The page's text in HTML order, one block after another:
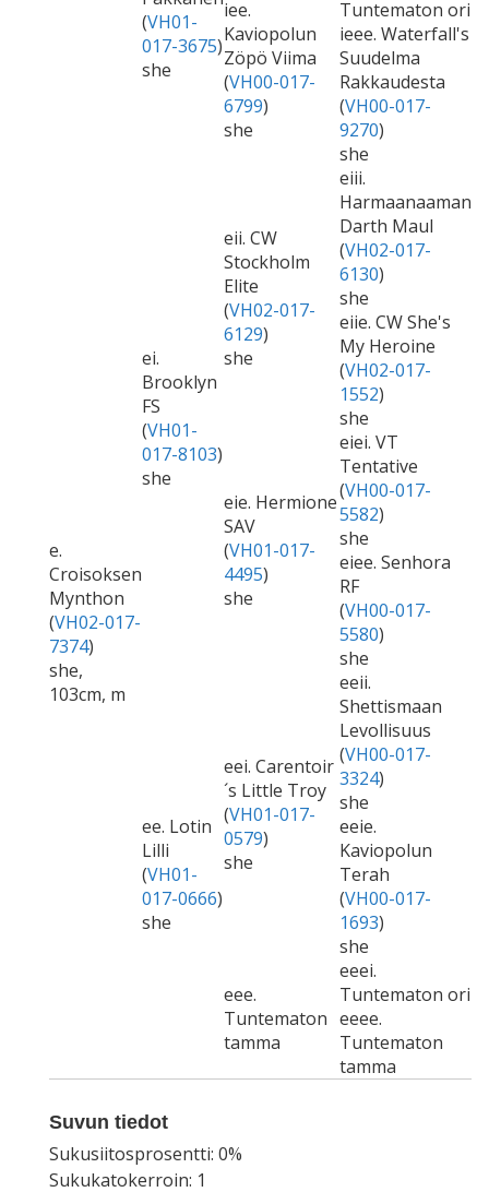
(VH01-
017-3675)
she
iee.
Kaviopolun
Zöpö Viima
(VH00-017-
6799)
she
Tuntematon ori
ieee. Waterfall's
Suudelma
Rakkaudesta
(VH00-017-
9270)
she
e.
Croisoksen
Mynthon
(VH02-017-
7374)
she,
103cm, m
ei.
Brooklyn
FS
(VH01-
017-8103)
she
eii. CW
Stockholm
Elite
(VH02-017-
6129)
she
eiii.
Harmaanaaman
Darth Maul
(VH02-017-
6130)
she
eiie. CW She's
My Heroine
(VH02-017-
1552)
she
eie. Hermione
SAV
(VH01-017-
4495)
she
eiei. VT
Tentative
(VH00-017-
5582)
she
eiee. Senhora
RF
(VH00-017-
5580)
she
ee. Lotin
Lilli
(VH01-
017-0666)
she
eei. Carentoir
´s Little Troy
(VH01-017-
0579)
she
eeii.
Shettismaan
Levollisuus
(VH00-017-
3324)
she
eeie.
Kaviopolun
Terah
(VH00-017-
1693)
she
eee.
Tuntematon
tamma
eeei.
Tuntematon ori
eeee.
Tuntematon
tamma
Suvun tiedot
Sukusiitosprosentti: 0%
Sukukatokerroin: 1